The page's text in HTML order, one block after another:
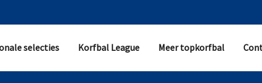
selecties Korfbal League Meer topkorfbal